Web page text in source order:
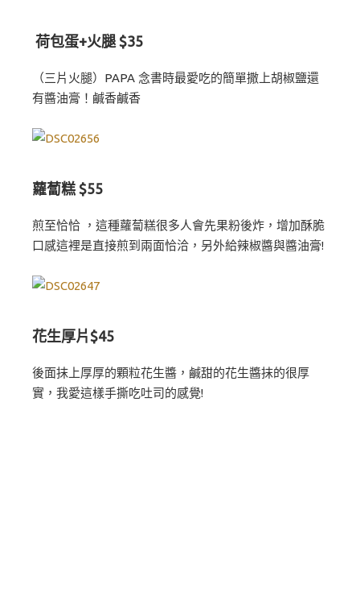
荷包蛋+火腿 $35
（三片火腿）PAPA 念書時最愛吃的簡單撒上胡椒鹽還
有醬油膏！鹹香鹹香
蘿蔔糕 $55
煎至恰恰 ，這種蘿蔔糕很多人會先果粉後炸，增加酥脆
口感這裡是直接煎到兩面恰洽，另外給辣椒醬與醬油膏!
花生厚片$45
後面抹上厚厚的顆粒花生醬，鹹甜的花生醬抹的很厚
實，我愛這樣手撕吃吐司的感覺!